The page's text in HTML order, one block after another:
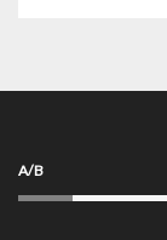
A/B